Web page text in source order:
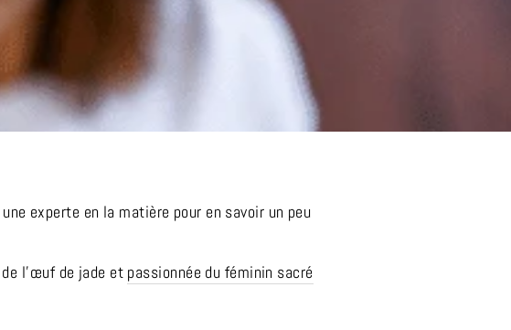
experte en la matière pour en savoir un peu
l’œuf de jade et passionnée du féminin sacré